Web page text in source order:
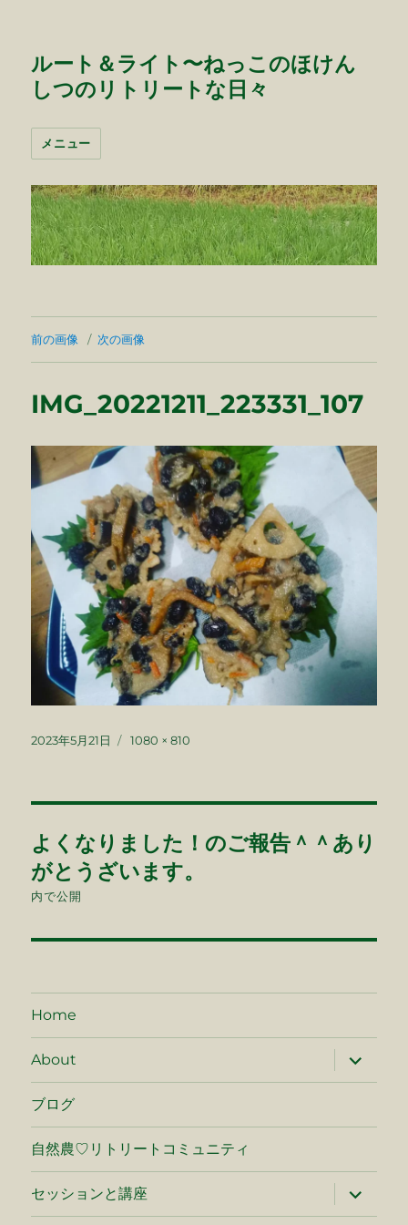
ルート＆ライト〜ねっこのほけん
しつのリトリートな日々
メニュー
前の画像 次の画像
IMG_20221211_223331_107
投
2023年5月21日
フ
1080 × 810
稿
ナ
ビ
ー
シ
ョ
ン
よくなりました！のご報告＾＾あり
がとうざいます。
内で公開
Home
About
サ
ブ
メ
ー
開
ブログ
自然農♡リトリートコミュニティ
セッションと講座
サ
ブ
メ